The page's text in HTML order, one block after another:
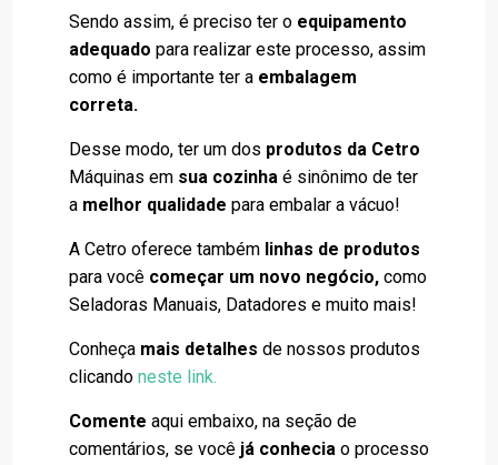
Sendo assim, é preciso ter o equipamento
adequado para realizar este processo, assim
como é importante ter a embalagem
correta.
Desse modo, ter um dos produtos da Cetro
Máquinas em sua cozinha é sinônimo de ter
a melhor qualidade para embalar a vácuo!
A Cetro oferece também linhas de produtos
para você começar um novo negócio, como
Seladoras Manuais, Datadores e muito mais!
Conheça mais detalhes de nossos produtos
clicando neste link.
Comente aqui embaixo, na seção de
comentários, se você já conhecia o processo